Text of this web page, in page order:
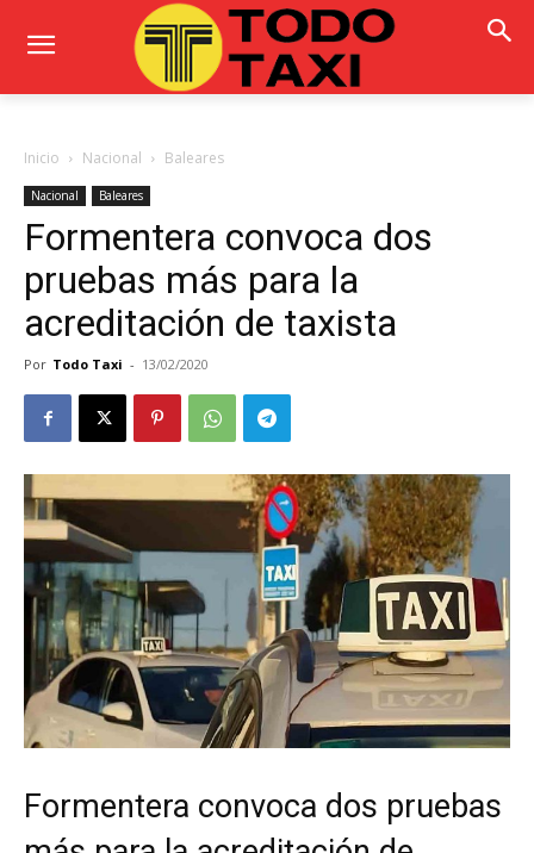
Inicio Nacional Baleares
Nacional Baleares
Formentera convoca dos
pruebas más para la
acreditación de taxista
Por Todo Taxi - 13/02/2020
Formentera convoca dos pruebas